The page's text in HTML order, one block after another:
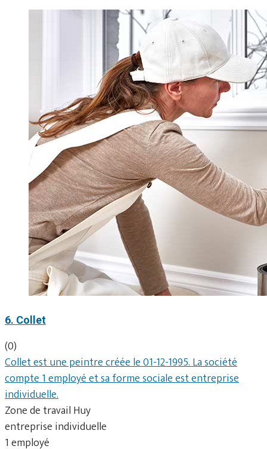
6. Collet
(0)
Collet est une peintre créée le 01-12-1995. La société
compte 1 employé et sa forme sociale est entreprise
individuelle.
Zone de travail Huy
entreprise individuelle
1 employé